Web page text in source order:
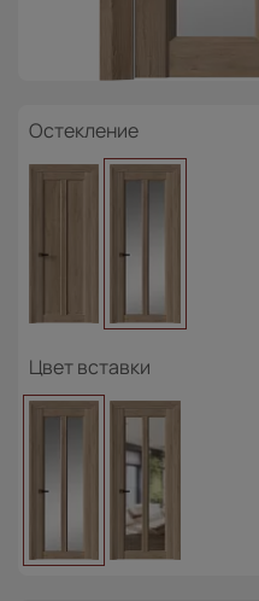
Остекление
Цвет вставки